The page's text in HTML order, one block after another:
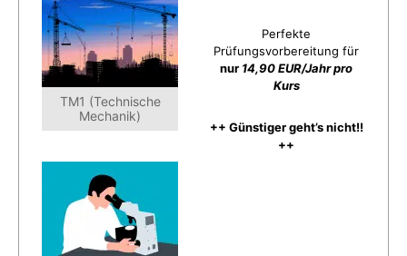
TM1 (Technische
Mechanik)
Perfekte
Prüfungsvorbereitung für
nur 14,90 EUR/Jahr pro
Kurs
++ Günstiger geht’s nicht!!
++